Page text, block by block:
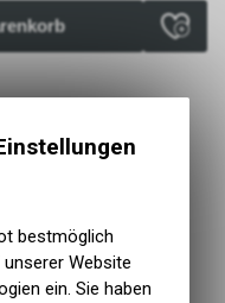
E-Bike Ready 50
bestmöglich
Website
ein. Sie haben